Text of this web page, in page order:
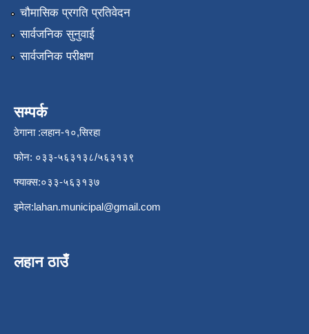
चौमासिक प्रगति प्रतिवेदन
सार्वजनिक सुनुवाई
सार्वजनिक परीक्षण
सम्पर्क
ठेगाना :लहान-१०,सिरहा
फोन: ०३३-५६३१३८/५६३१३९
फ्याक्स:०३३-५६३१३७
इमेल:lahan.municipal@gmail.com
लहान ठाउँ